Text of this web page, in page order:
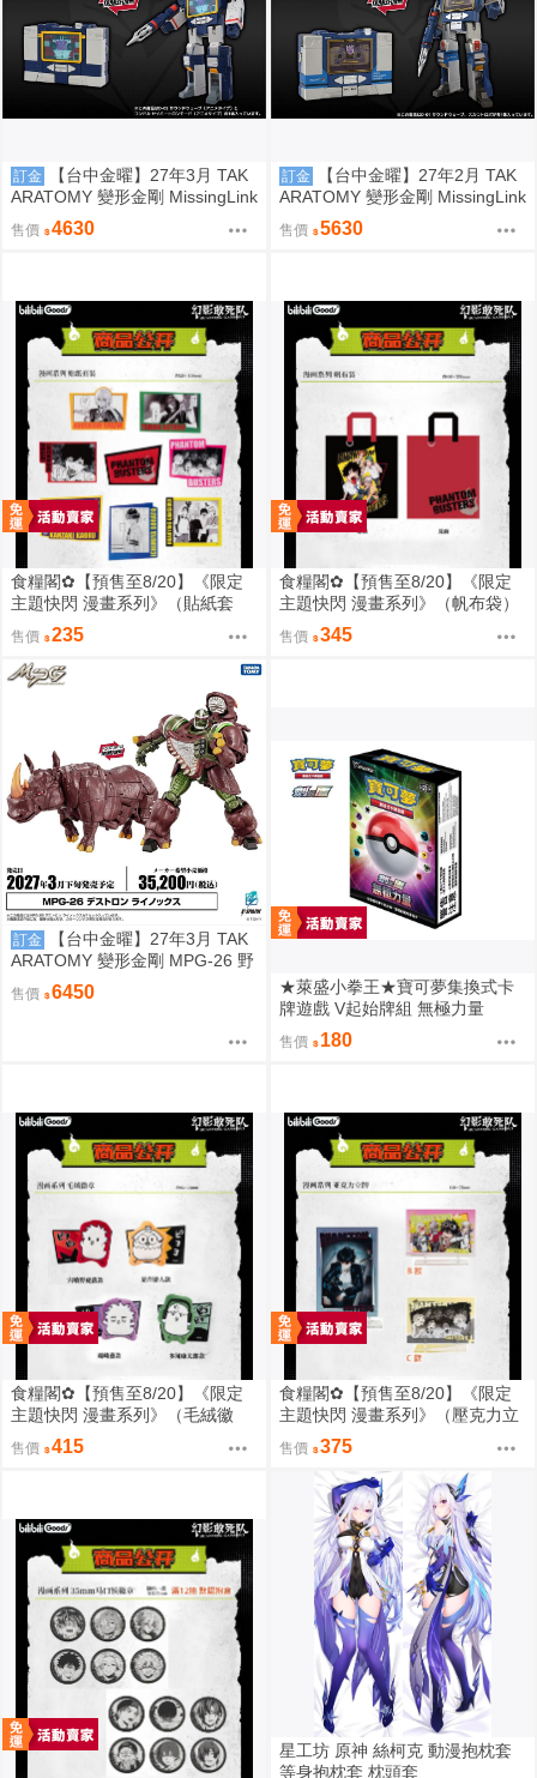
訂金
【台中金曜】27年3月 TAK
ARATOMY 變形金剛 MissingLink
D02 音波 聲波 動畫色 0828
售價 4630
訂金
【台中金曜】27年2月 TAK
ARATOMY 變形金剛 MissingLink
D01 音波 聲波 玩具色 0828
售價 5630
食糧閣✿【預售至8/20】《限定
主題快閃 漫畫系列》（貼紙套
裝）惡靈剋星／幻影敢死隊／主
題快閃／宍喰野虎落／是岸遊人
／觀崎薰／多聞康太郎／壹宮昊
售價 235
食糧閣✿【預售至8/20】《限定
主題快閃 漫畫系列》（帆布袋）
惡靈剋星／幻影敢死隊／主題快
閃／宍喰野虎落／是岸遊人／觀
售價 345
訂金
【台中金曜】27年3月 TAK
ARATOMY 變形金剛 MPG-26 野
獸戰爭 掠奪金剛 黑化 犀牛 0828
售價 6450
★萊盛小拳王★寶可夢集換式卡
牌遊戲 V起始牌組 無極力量
售價 180
食糧閣✿【預售至8/20】《限定
主題快閃 漫畫系列》（毛絨徽
章）惡靈剋星／幻影敢死隊／主
題快閃／宍喰野虎落／是岸遊人
售價 415
食糧閣✿【預售至8/20】《限定
主題快閃 漫畫系列》（壓克力立
牌）惡靈剋星／幻影敢死隊／主
題快閃／宍喰野虎落／是岸遊人
／觀崎薰／多聞康太郎／壹宮昊
售價 375
星工坊 原神 絲柯克 動漫抱枕套
等身抱枕套 枕頭套